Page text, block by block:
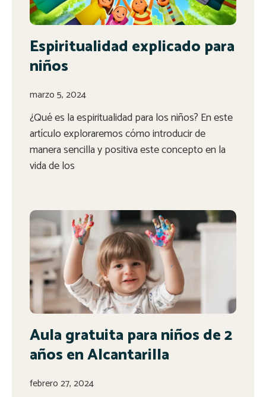
Espiritualidad explicado para
niños
marzo 5, 2024
¿Qué es la espiritualidad para los niños? En este
artículo exploraremos cómo introducir de
manera sencilla y positiva este concepto en la
vida de los
Aula gratuita para niños de 2
años en Alcantarilla
febrero 27, 2024